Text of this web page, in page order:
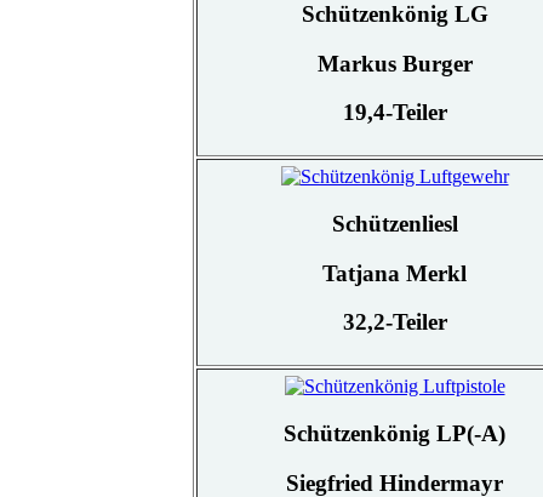
Schützenkönig LG
Markus Burger
19,4-Teiler
Schützenliesl
Tatjana Merkl
32,2-Teiler
Schützenkönig LP(-A)
Siegfried Hindermayr